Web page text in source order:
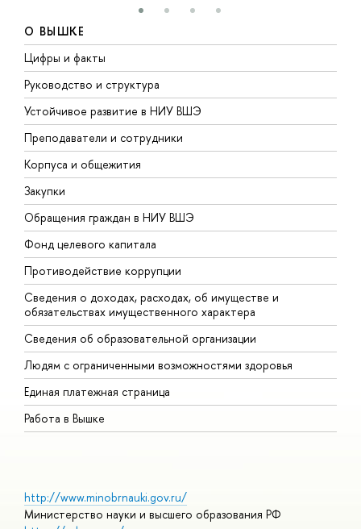
О ВЫШКЕ
Цифры и факты
Руководство и структура
Устойчивое развитие в НИУ ВШЭ
Преподаватели и сотрудники
Корпуса и общежития
Закупки
Обращения граждан в НИУ ВШЭ
Фонд целевого капитала
Противодействие коррупции
Сведения о доходах, расходах, об имуществе и
обязательствах имущественного характера
Сведения об образовательной организации
Людям с ограниченными возможностями здоровья
Единая платежная страница
Работа в Вышке
http://www.minobrnauki.gov.ru/
Министерство науки и высшего образования РФ